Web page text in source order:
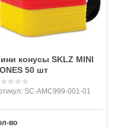
конусы SKLZ MINI
50 шт
SC-AMC999-001-01
во